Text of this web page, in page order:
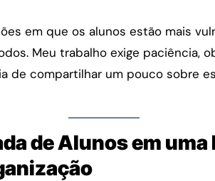
em que os alunos estão mais
Meu trabalho exige paciência,
de compartilhar um pouco sobre
de Alunos em